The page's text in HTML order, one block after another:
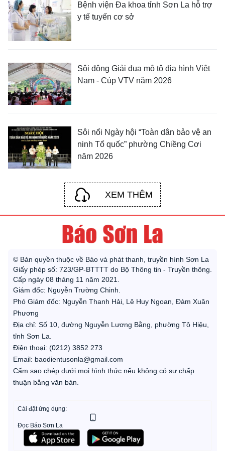
Bệnh viện Đa khoa tỉnh Sơn La hỗ trợ
y tế tuyến cơ sở
Sôi động Giải đua mô tô địa hình Việt
Nam - Cúp VTV năm 2026
Sôi nổi Ngày hội “Toàn dân bảo vệ an
ninh Tổ quốc” phường Chiềng Cơi
năm 2026
XEM THÊM
© Bản quyền thuộc về Báo và phát thanh, truyền hình Sơn La
Giấy phép số: 723/GP-BTTTT do Bộ Thông tin - Truyền thông.
Cấp ngày 08 tháng 11 năm 2021.
Giám đốc: Nguyễn Trường Chinh.
Phó Giám đốc: Nguyễn Thanh Hải, Lê Huy Ngoan, Đàm Xuân
Phương
Địa chỉ: Số 10, đường Nguyễn Lương Bằng, phường Tô Hiệu,
tỉnh Sơn La.
Điện thoại: (0212) 3852 273
Email: baodientusonla@gmail.com
Cấm sao chép dưới mọi hình thức nếu không có sự chấp
thuận bằng văn bản.
Cài đặt ứng dụng:
Đọc Báo Sơn La